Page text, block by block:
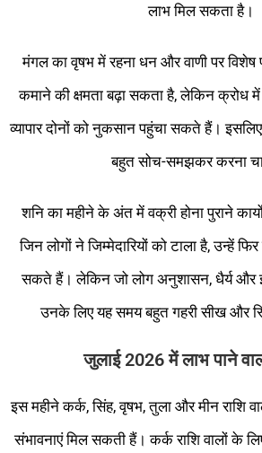
लाभ मिल सकता है।
मंगल का वृषभ में रहना धन और वाणी पर विशेष
कमाने की क्षमता बढ़ा सकता है, लेकिन क्रोध में
व्यापार दोनों को नुकसान पहुंचा सकते हैं।
बहुत सोच-समझकर करना
शनि का महीने के अंत में वक्री होना पुराने
जिन लोगों ने जिम्मेदारियों को टाला है, उन्हें
सकते हैं। लेकिन जो लोग अनुशासन, धैर्य और
उनके लिए यह समय बहुत गहरी सीख और
जुलाई 2026 में लाभ पाने
इस महीने कर्क, सिंह, वृषभ, तुला और मीन राशि
संभावनाएं मिल सकती हैं। कर्क राशि वालों के